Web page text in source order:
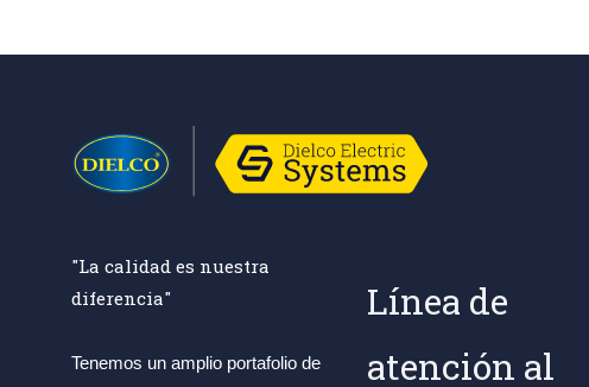
"La calidad es nuestra
diferencia"
Tenemos un amplio portafolio de
Línea de
atención al